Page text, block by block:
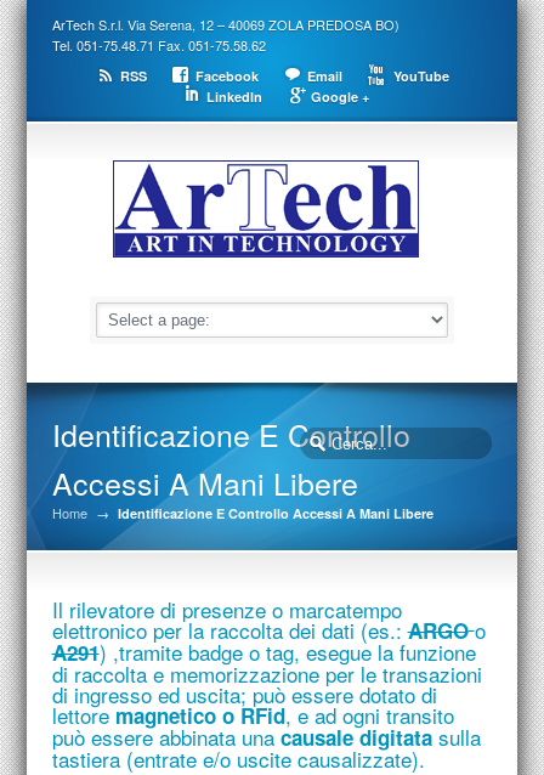
ArTech S.r.l. Via Serena, 12 – 40069 ZOLA PREDOSA BO)
Tel. 051-75.48.71 Fax. 051-75.58.62
RSS Facebook Email
YouTube
LinkedIn
Google +
Identificazione E Controllo
Accessi A Mani Libere
Home → Identificazione E Controllo Accessi A Mani Libere
Il rilevatore di presenze o marcatempo
elettronico per la raccolta dei dati (es.:ARGO o
A291) ,tramite badge o tag, esegue la funzione
di raccolta e memorizzazione per le transazioni
di ingresso ed uscita; può essere dotato di
lettore magnetico o RFid, e ad ogni transito
può essere abbinata una causale digitatasulla
tastiera (entrate e/o uscite causalizzate).